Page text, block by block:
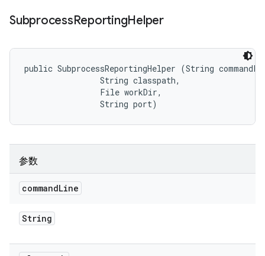
SubprocessReportingHelper
public SubprocessReportingHelper (String
                String classpath,
                File workDir,
                String port)
参数
commandLine
String